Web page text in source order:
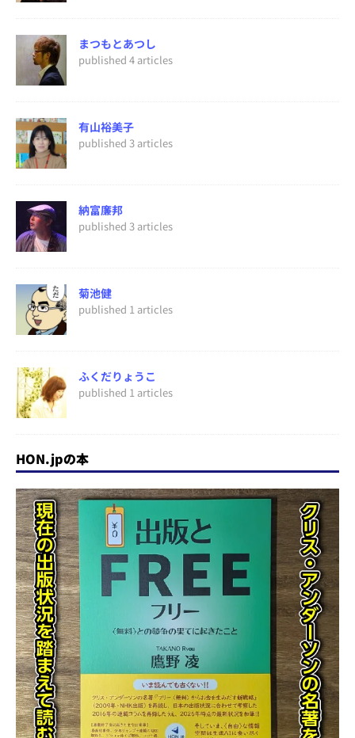
まつもとあつし
published 4 articles
有山裕美子
published 3 articles
納富廉邦
published 3 articles
菊池健
published 1 articles
ふくだりょうこ
published 1 articles
HON.jpの本